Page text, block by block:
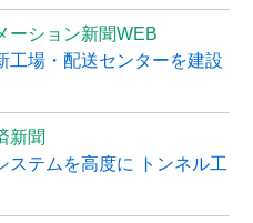
ーション新聞WEB
工場・配送センターを建設
新聞
ステムを高度に トンネル工